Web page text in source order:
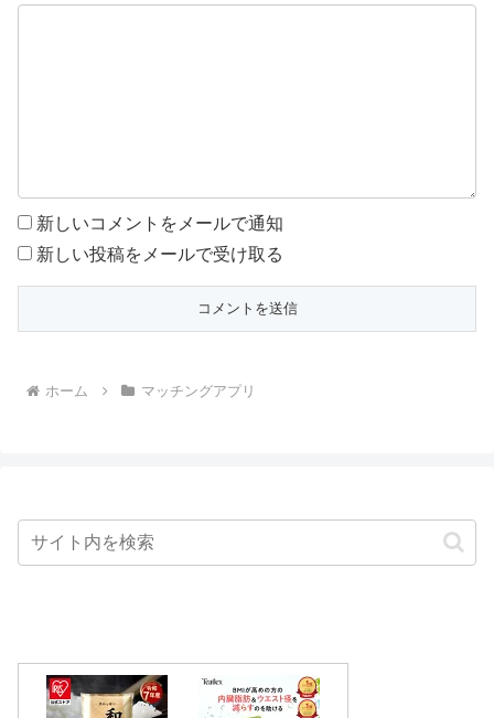
新しいコメントをメールで通知
新しい投稿をメールで受け取る
ホーム マッチングアプリ